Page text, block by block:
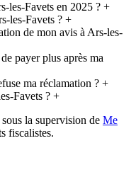
les-Favets en 2025 ?+
les-Favets ?+
de mon avis à Ars-les-
payer plus après ma
ma réclamation ?+
Favets ?+
la supervision de Me
fiscalistes.